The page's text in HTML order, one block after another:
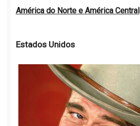
América do Norte e América Central
Estados Unidos